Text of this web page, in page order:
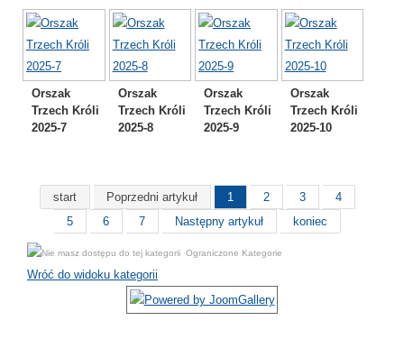
Orszak
Trzech Króli
2025-7
Orszak
Trzech Króli
2025-8
Orszak
Trzech Króli
2025-9
Orszak
Trzech Króli
2025-10
start Poprzedni artykuł 1 2 3
4
5
6 7 Następny artykuł koniec
Ograniczone Kategorie
Wróć do widoku kategorii